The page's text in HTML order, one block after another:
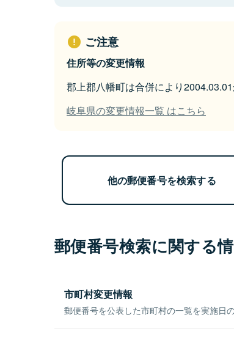
ご注意
住所等の変更情報
郡上郡八幡町は合併により
岐阜県の変更情報一覧 はこちら
他の郵便番号を検索する
郵便番号検索に関する
市町村変更情報
郵便番号を公表した市町村の一覧を実施日